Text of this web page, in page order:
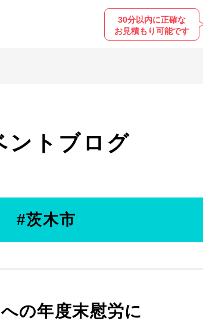
30分以内に正確な
お見積もり可能です
ントブログ
#茨木市
の年度末慰労に